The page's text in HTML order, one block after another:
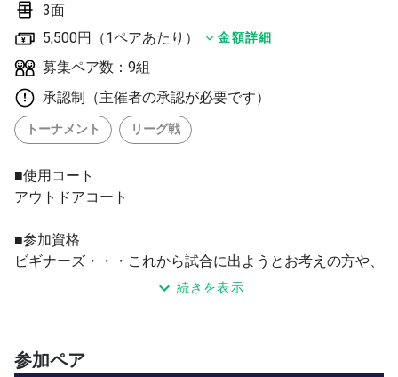
3面
5,500円（1ペアあたり）
金額詳細
募集ペア数：9組
承認制（主催者の承認が必要です）
トーナメント リーグ戦
■使用コート
アウトドアコート
■参加資格
ビギナーズ・・・これから試合に出ようとお考えの方や、
■参加料
続きを表示
参加ペア